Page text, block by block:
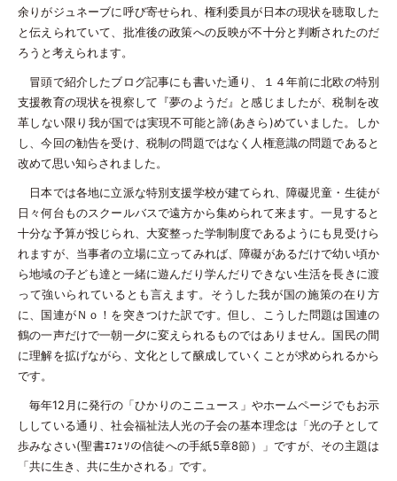
余りがジュネーブに呼び寄せられ、権利委員が日本の現状を聴取した
と伝えられていて、批准後の政策への反映が不十分と判断されたのだ
ろうと考えられます。
冒頭で紹介したブログ記事にも書いた通り、１４年前に北欧の特別
支援教育の現状を視察して『夢のようだ』と感じましたが、税制を改
革しない限り我が国では実現不可能と諦(あきら)めていました。しか
し、今回の勧告を受け、税制の問題ではなく人権意識の問題であると
改めて思い知らされました。
日本では各地に立派な特別支援学校が建てられ、障礙児童・生徒が
日々何台ものスクールバスで遠方から集められて来ます。一見すると
十分な予算が投じられ、大変整った学制制度であるようにも見受けら
れますが、当事者の立場に立ってみれば、障礙があるだけで幼い頃か
ら地域の子ども達と一緒に遊んだり学んだりできない生活を長きに渡
って強いられているとも言えます。そうした我が国の施策の在り方
に、国連がＮｏ！を突きつけた訳です。但し、こうした問題は国連の
鶴の一声だけで一朝一夕に変えられるものではありません。国民の間
に理解を拡げながら、文化として醸成していくことが求められるから
です。
毎年12月に発行の「ひかりのこニュース」やホームページでもお示
ししている通り、社会福祉法人光の子会の基本理念は「光の子として
歩みなさい(聖書ｴﾌｪｿの信徒への手紙5章8節）」ですが、その主題は
「共に生き、共に生かされる」です。